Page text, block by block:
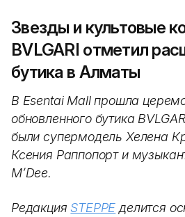
Звезды и культовые
BVLGARI отметил
бутика в Алматы
В Esentai Mall прошла
обновленного бутика
были супермодель Хелена
Ксения Раппопорт и
M’Dee.
Редакция STEPPE делится